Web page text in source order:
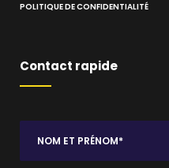
POLITIQUE DE CONFIDENTIALITÉ
Contact rapide